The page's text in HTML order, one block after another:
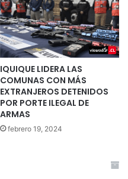
IQUIQUE LIDERA LAS
COMUNAS CON MÁS
EXTRANJEROS DETENIDOS
POR PORTE ILEGAL DE
ARMAS
febrero 19, 2024